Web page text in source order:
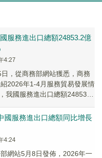
服務進出口總額24853.2億
4:27
日，從商務部網站獲悉，商務
2026年1-4月服務貿易發展情
我國服務進出口總額24853.2
國服務進出口總額同比增長
4:24
部網站5月8日發佈，2026年一